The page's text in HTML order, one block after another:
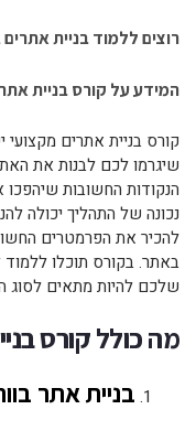
רוצים ללמוד בניית
המידע על קורס בניית
קורס בניית אתרים
שיגרמו לכם לבנות את
הנקודות החשובות
נכונה של התהליך יכולה
להכיר את הפרמטרים
באתר. בקורס תוכלו
שלכם להיות מתאים
מה כולל קורס
בניית אתר